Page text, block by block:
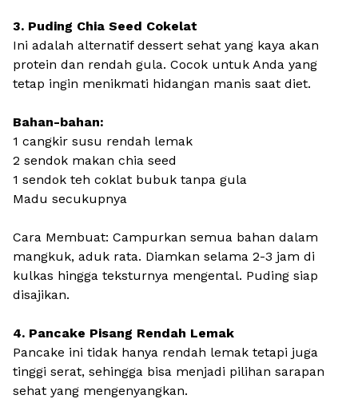
3. Puding Chia Seed Cokelat
Ini adalah alternatif dessert sehat yang kaya akan
protein dan rendah gula. Cocok untuk Anda yang
tetap ingin menikmati hidangan manis saat diet.
Bahan-bahan:
1 cangkir susu rendah lemak
2 sendok makan chia seed
1 sendok teh coklat bubuk tanpa gula
Madu secukupnya
Cara Membuat: Campurkan semua bahan dalam
mangkuk, aduk rata. Diamkan selama 2-3 jam di
kulkas hingga teksturnya mengental. Puding siap
disajikan.
4. Pancake Pisang Rendah Lemak
Pancake ini tidak hanya rendah lemak tetapi juga
tinggi serat, sehingga bisa menjadi pilihan sarapan
sehat yang mengenyangkan.